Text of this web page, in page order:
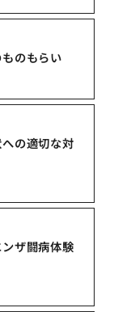
のもらい
の適切な対
ザ闘病体験